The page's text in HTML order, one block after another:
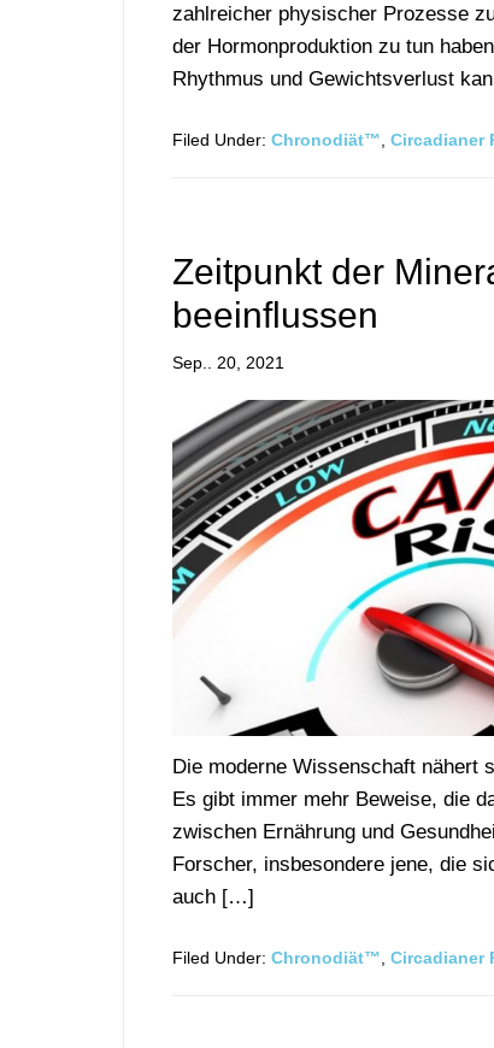
zahlreicher physischer Prozesse
der Hormonproduktion zu tun
Rhythmus und Gewichtsverlust
Filed Under: Chronodiät™ Circadianer
Zeitpunkt der
beeinflussen
Sep.. 20, 2021
Die moderne Wissenschaft nähert
Es gibt immer mehr Beweise, die
zwischen Ernährung und
Forscher, insbesondere jene, die
auch […]
Filed Under: Chronodiät™ Circadianer